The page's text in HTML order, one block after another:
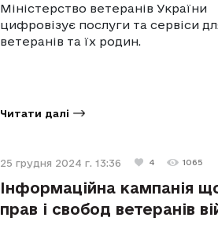
Міністерство ветеранів України
цифровізує послуги та сервіси
ветеранів та їх родин.
Читати далі
25 грудня 2024 г. 13:36 4 1065
Інформаційна кампанія
прав і свобод ветеранів